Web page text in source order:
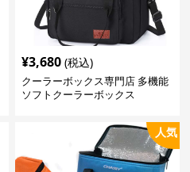
¥3,680 (税込)
クーラーボックス専門店 多機能
ソフトクーラーボックス
人気